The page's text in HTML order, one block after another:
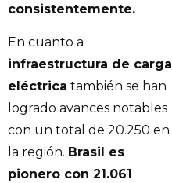
consistentemente.
En cuanto a
infraestructura de carga
eléctrica también se han
logrado avances notables
con un total de 20.250 en
la región. Brasil es
pionero con 21.061